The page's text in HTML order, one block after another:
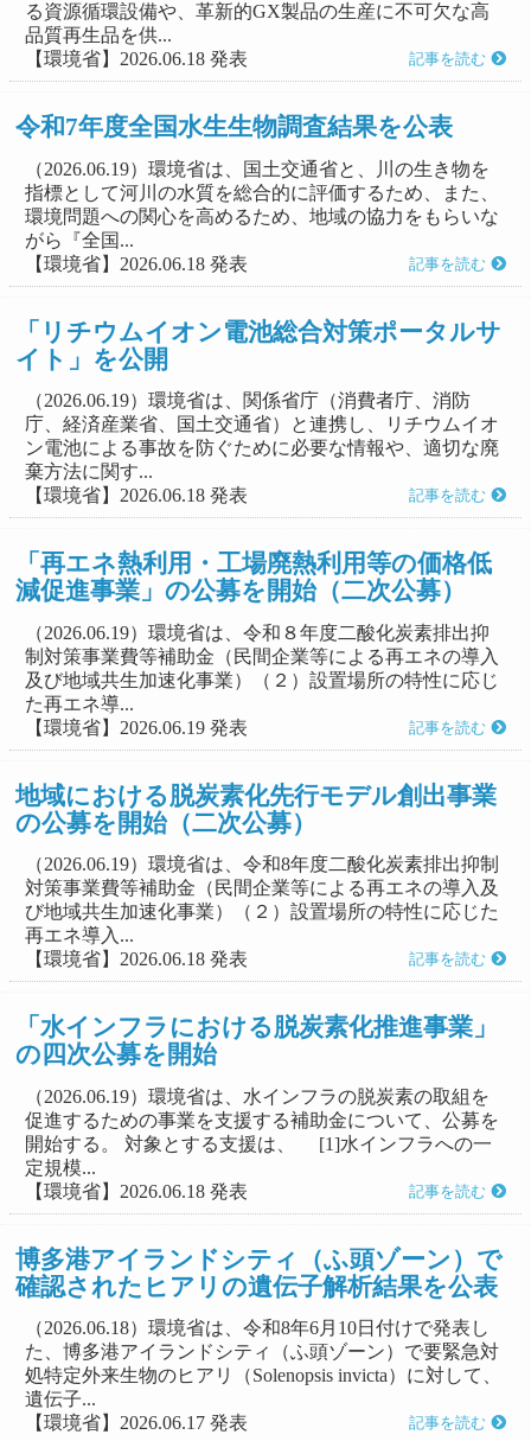
る資源循環設備や、革新的GX製品の生産に不可欠な高
品質再生品を供...
【環境省】2026.06.18 発表
記事を読む
令和7年度全国水生生物調査結果を公表
（2026.06.19）環境省は、国土交通省と、川の生き物を
指標として河川の水質を総合的に評価するため、また、
環境問題への関心を高めるため、地域の協力をもらいな
がら『全国...
【環境省】2026.06.18 発表
記事を読む
「リチウムイオン電池総合対策ポータルサ
イト」を公開
（2026.06.19）環境省は、関係省庁（消費者庁、消防
庁、経済産業省、国土交通省）と連携し、リチウムイオ
ン電池による事故を防ぐために必要な情報や、適切な廃
棄方法に関す...
【環境省】2026.06.18 発表
記事を読む
「再エネ熱利用・工場廃熱利用等の価格低
減促進事業」の公募を開始（二次公募）
（2026.06.19）環境省は、令和８年度二酸化炭素排出抑
制対策事業費等補助金（民間企業等による再エネの導入
及び地域共生加速化事業）（２）設置場所の特性に応じ
た再エネ導...
【環境省】2026.06.19 発表
記事を読む
地域における脱炭素化先行モデル創出事業
の公募を開始（二次公募）
（2026.06.19）環境省は、令和8年度二酸化炭素排出抑制
対策事業費等補助金（民間企業等による再エネの導入及
び地域共生加速化事業）（２）設置場所の特性に応じた
再エネ導入...
【環境省】2026.06.18 発表
記事を読む
「水インフラにおける脱炭素化推進事業」
の四次公募を開始
（2026.06.19）環境省は、水インフラの脱炭素の取組を
促進するための事業を支援する補助金について、公募を
開始する。 対象とする支援は、 [1]水インフラへの一
定規模...
【環境省】2026.06.18 発表
記事を読む
博多港アイランドシティ（ふ頭ゾーン）で
確認されたヒアリの遺伝子解析結果を公表
（2026.06.18）環境省は、令和8年6月10日付けで発表し
た、博多港アイランドシティ（ふ頭ゾーン）で要緊急対
処特定外来生物のヒアリ（Solenopsis invicta）に対して、
遺伝子...
【環境省】2026.06.17 発表
記事を読む